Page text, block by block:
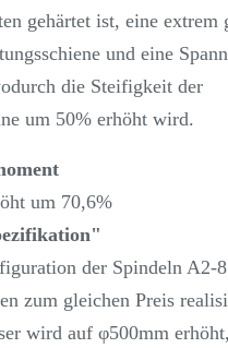
gehärtet ist, eine extrem
und eine
die Steifigkeit der
um 50% erhöht wird.
um 70,6%
der Spindeln A2-
zum gleichen Preis
wird auf φ500mm